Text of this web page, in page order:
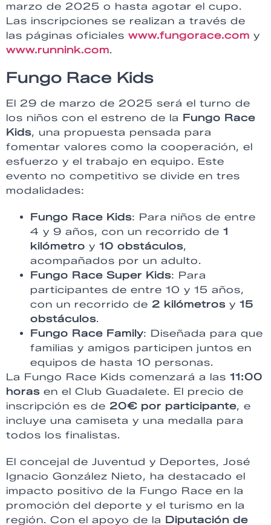
marzo de 2025 o hasta agotar el cupo.
Las inscripciones se realizan a través de
las páginas oficiales www.fungorace.com y
www.runnink.com.
Fungo Race Kids
El 29 de marzo de 2025 será el turno de
los niños con el estreno de la Fungo Race
Kids, una propuesta pensada para
fomentar valores como la cooperación, el
esfuerzo y el trabajo en equipo. Este
evento no competitivo se divide en tres
modalidades:
Fungo Race Kids: Para niños de entre
4 y 9 años, con un recorrido de 1
kilómetro y 10 obstáculos,
acompañados por un adulto.
Fungo Race Super Kids: Para
participantes de entre 10 y 15 años,
con un recorrido de 2 kilómetros y 15
obstáculos.
Fungo Race Family: Diseñada para que
familias y amigos participen juntos en
equipos de hasta 10 personas.
La Fungo Race Kids comenzará a las 11:00
horas en el Club Guadalete. El precio de
inscripción es de 20€ por participante, e
incluye una camiseta y una medalla para
todos los finalistas.
El concejal de Juventud y Deportes, José
Ignacio González Nieto, ha destacado el
impacto positivo de la Fungo Race en la
promoción del deporte y el turismo en la
región. Con el apoyo de la Diputación de